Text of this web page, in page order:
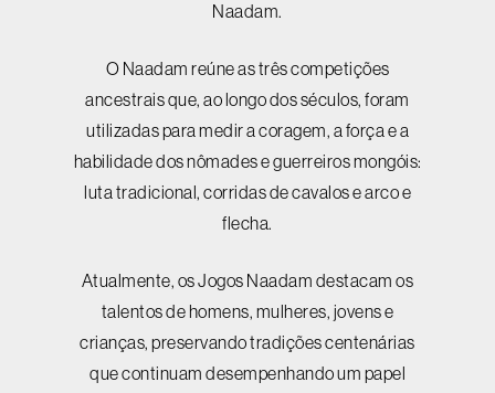
Naadam.
O Naadam reúne as três competições
ancestrais que, ao longo dos séculos, foram
utilizadas para medir a coragem, a força e a
habilidade dos nômades e guerreiros mongóis:
luta tradicional, corridas de cavalos e arco e
flecha.
Atualmente, os Jogos Naadam destacam os
talentos de homens, mulheres, jovens e
crianças, preservando tradições centenárias
que continuam desempenhando um papel